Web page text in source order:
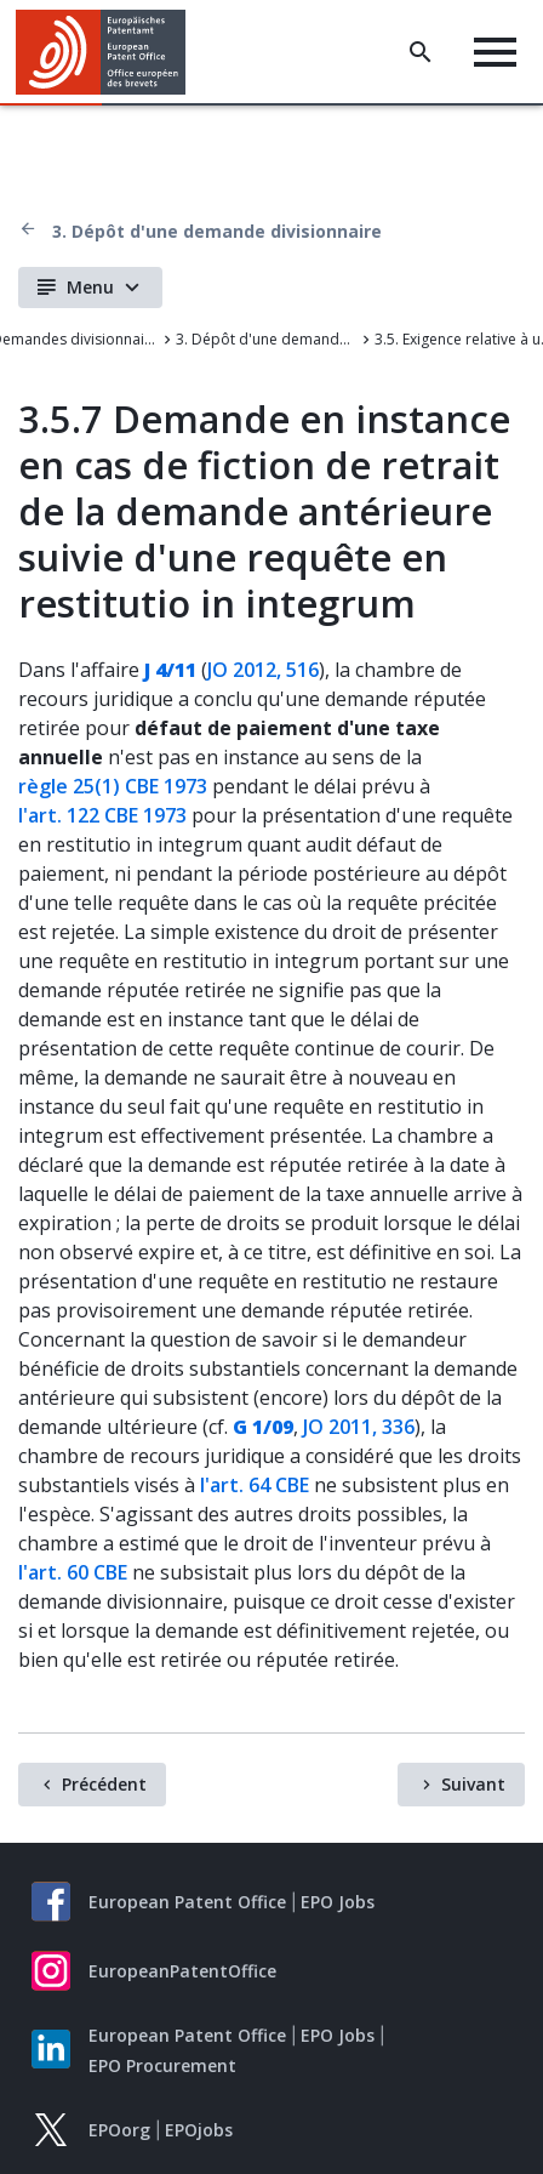
3. Dépôt d'une demande divisionnaire
Menu
F. Demandes divisionnaires 3. Dépôt d'une demande divisionnaire 3.5.
3.5.7 Demande en instance
en cas de fiction de retrait
de la demande antérieure
suivie d'une requête en
restitutio in integrum
Dans l'affaire J 4/11 (JO 2012, 516), la chambre de
recours juridique a conclu qu'une demande réputée
retirée pour défaut de paiement d'une taxe
annuelle n'est pas en instance au sens de la
règle 25(1) CBE 1973 pendant le délai prévu à
l'art. 122 CBE 1973 pour la présentation d'une requête
en restitutio in integrum quant audit défaut de
paiement, ni pendant la période postérieure au dépôt
d'une telle requête dans le cas où la requête précitée
est rejetée. La simple existence du droit de présenter
une requête en restitutio in integrum portant sur une
demande réputée retirée ne signifie pas que la
demande est en instance tant que le délai de
présentation de cette requête continue de courir. De
même, la demande ne saurait être à nouveau en
instance du seul fait qu'une requête en restitutio in
integrum est effectivement présentée. La chambre a
déclaré que la demande est réputée retirée à la date à
laquelle le délai de paiement de la taxe annuelle arrive à
expiration ; la perte de droits se produit lorsque le délai
non observé expire et, à ce titre, est définitive en soi. La
présentation d'une requête en restitutio ne restaure
pas provisoirement une demande réputée retirée.
Concernant la question de savoir si le demandeur
bénéficie de droits substantiels concernant la demande
antérieure qui subsistent (encore) lors du dépôt de la
demande ultérieure (cf. G 1/09, JO 2011, 336), la
chambre de recours juridique a considéré que les droits
substantiels visés à l'art. 64 CBE ne subsistent plus en
l'espèce. S'agissant des autres droits possibles, la
chambre a estimé que le droit de l'inventeur prévu à
l'art. 60 CBE ne subsistait plus lors du dépôt de la
demande divisionnaire, puisque ce droit cesse d'exister
si et lorsque la demande est définitivement rejetée, ou
bien qu'elle est retirée ou réputée retirée.
Précédent Suivant
European Patent Office EPO Jobs
EuropeanPatentOffice
European Patent Office
EPO Jobs
EPO Procurement
EPOorg EPOjobs